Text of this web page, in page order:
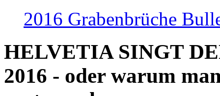
2016 Grabenbrüche
HELVETIA SINGT
2016 - oder warum